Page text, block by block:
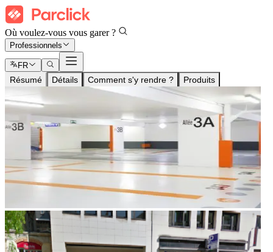
Où voulez-vous vous garer ?
Professionnels
FR
Résumé Détails Comment s'y rendre ? Produits